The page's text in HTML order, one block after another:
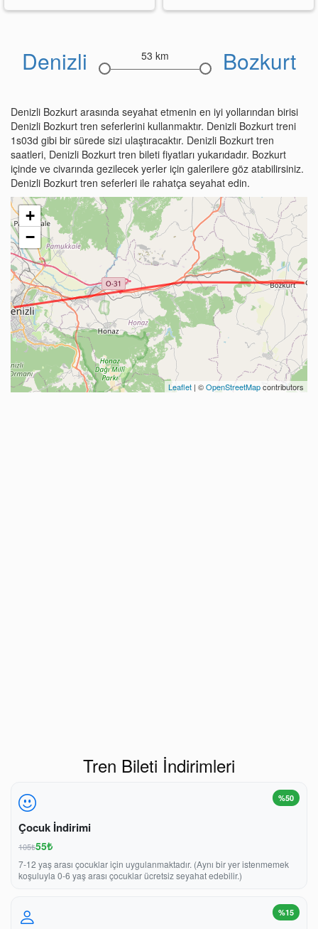
Denizli 53 km Bozkurt
Denizli Bozkurt arasında seyahat etmenin en iyi yollarından birisi
Denizli Bozkurt tren seferlerini kullanmaktır. Denizli Bozkurt treni
1s03d gibi bir sürede sizi ulaştıracaktır. Denizli Bozkurt tren
saatleri, Denizli Bozkurt tren bileti fiyatları yukarıdadır. Bozkurt
içinde ve civarında gezilecek yerler için galerilere göz atabilirsiniz.
Denizli Bozkurt tren seferleri ile rahatça seyahat edin.
+
−
Leaflet | ©OpenStreetMapcontributors
Tren Bileti İndirimleri
%50
Çocuk İndirimi
105₺55₺
7-12 yaş arası çocuklar için uygulanmaktadır. (Aynı bir yer istenmemek
koşuluyla 0-6 yaş arası çocuklar ücretsiz seyahat edebilir.)
%15